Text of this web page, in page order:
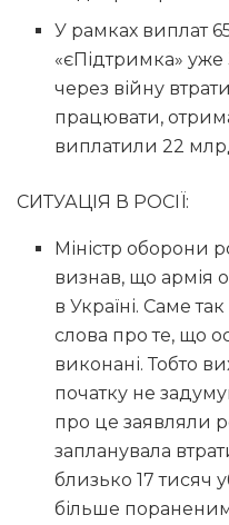
У рамках виплат
«єПідтримка» уже
через війну
працювати,
виплатили 22
СИТУАЦІЯ В РОСІЇ:
Міністр оборони
визнав, що армія
в Україні. Саме
слова про те, що
виконані. Тобто
початку не
про це заявляли
запланувала
близько 17 тисяч
більше